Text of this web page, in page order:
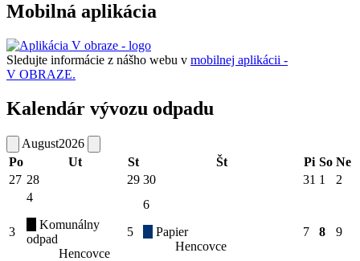
Mobilná aplikácia
Sledujte informácie z nášho webu v mobilnej aplikácii -
V OBRAZE.
Kalendár vývozu odpadu
August2026
Po
Ut St Št Pi So Ne
27 28 29 30 31 1 2
3
4
Komunálny
odpad
Hencovce
5
6
Papier
Hencovce
7 8 9